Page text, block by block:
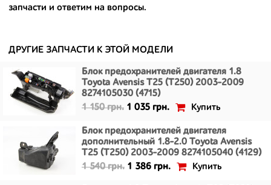
- имеют большой запас прочности и невыробатанный ресурс, и
запчасти и ответим на вопросы.
ДРУГИЕ ЗАПЧАСТИ К ЭТОЙ МОДЕЛИ
Блок предохранителей двигателя 1.8
Toyota Avensis T25 (T250) 2003-2009
8274105030 (4715)
1 150 грн. 1 035 грн. Купить
Блок предохранителей двигателя
дополнительный 1.8-2.0 Toyota Avensis
T25 (T250) 2003-2009 8274105040 (4129)
1 540 грн. 1 386 грн. Купить